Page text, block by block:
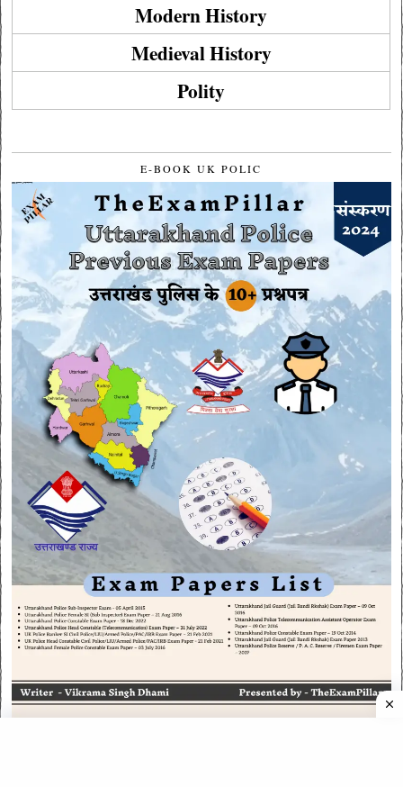
Modern History
Medieval History
Polity
E-BOOK UK POLIC